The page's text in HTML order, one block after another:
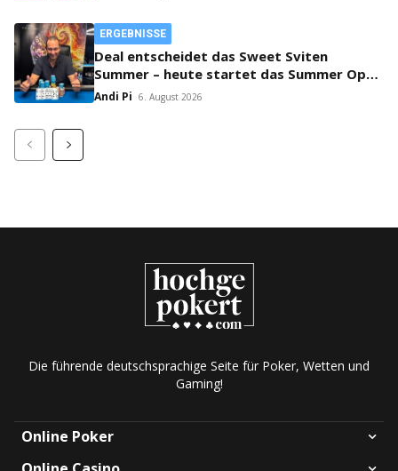
ERGEBNISSE
Deal entscheidet das Sweet Sviten
Summer – heute startet das Summer Open
Bounty!
Andi Pi 6. August 2026
Die führende deutschsprachige Seite für Poker, Wetten und
Gaming!
Online Poker